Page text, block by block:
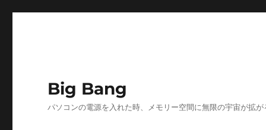
Big Bang
パソコンの電源を入れた時、メモリー空間に無限の宇宙が拡が